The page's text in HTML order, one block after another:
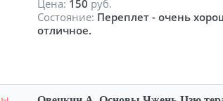
Цена: 150 руб.
Состояние: Переплет - очень
отличное.